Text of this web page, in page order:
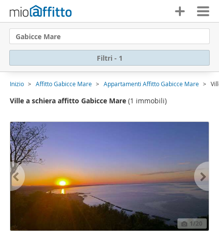
Gabicce Mare
Filtri - 1
Inizio Affitto Gabicce Mare Appartamenti Affitto Gabicce Mare
Ville a schiera affitto Gabicce Mare (1 immobili)
1/20